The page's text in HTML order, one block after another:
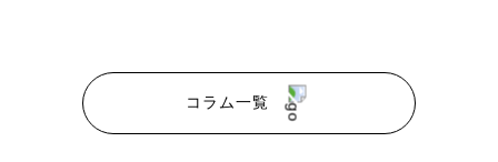
コラム一覧